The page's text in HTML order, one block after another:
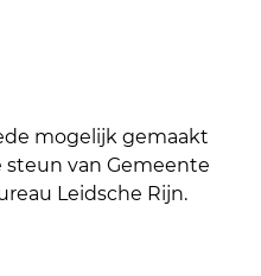
mogelijk gemaakt
van Gemeente
Leidsche Rijn.